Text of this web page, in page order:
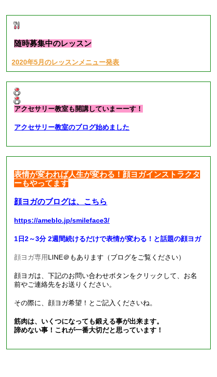
随時募集中のレッスン
2020年5月のレッスンメニュー発表
アクセサリー教室も開講していまーーす！
アクセサリー教室のブログ始めました
表情が変われば人生が変わる！顔ヨガインストラクタ
ーもやってます
顔ヨガのブログは、こちら
https://ameblo.jp/smileface3/
1日2～3分 2週間続けるだけで表情が変わる！と話題の顔ヨガ
顔ヨガ専用LINE＠もあります（ブログをご覧ください）
顔ヨガは、下記のお問い合わせボタンをクリックして、お名
前やご連絡先をお送りください。
その際に、顔ヨガ希望！とご記入くださいね。
筋肉は、いくつになっても鍛える事が出来ます。
諦めない事！これが一番大切だと思っています！